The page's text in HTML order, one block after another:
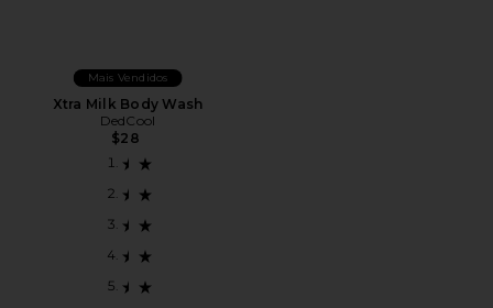
Mais Vendidos
Xtra Milk Body Wash
DedCool
$28